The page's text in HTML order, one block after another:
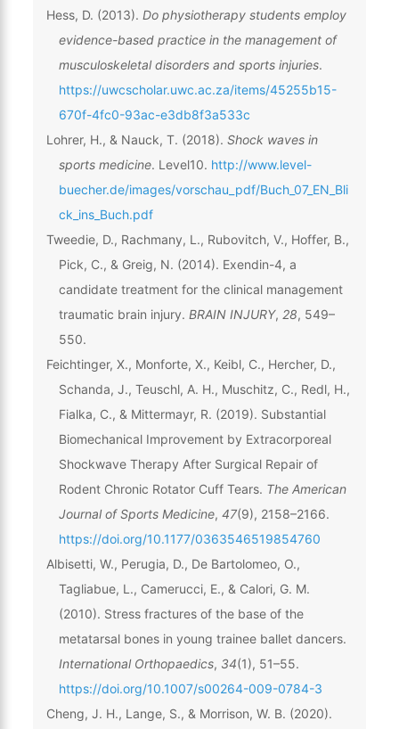
Hess, D. (2013). Do physiotherapy students employ
evidence-based practice in the management of
musculoskeletal disorders and sports injuries.
https://uwcscholar.uwc.ac.za/items/45255b15-
670f-4fc0-93ac-e3db8f3a533c
Lohrer, H., & Nauck, T. (2018). Shock waves in
sports medicine. Level10. http://www.level-
buecher.de/images/vorschau_pdf/Buch_07_EN_Bli
ck_ins_Buch.pdf
Tweedie, D., Rachmany, L., Rubovitch, V., Hoffer, B.,
Pick, C., & Greig, N. (2014). Exendin-4, a
candidate treatment for the clinical management
traumatic brain injury. BRAIN INJURY, 28, 549–
550.
Feichtinger, X., Monforte, X., Keibl, C., Hercher, D.,
Schanda, J., Teuschl, A. H., Muschitz, C., Redl, H.,
Fialka, C., & Mittermayr, R. (2019). Substantial
Biomechanical Improvement by Extracorporeal
Shockwave Therapy After Surgical Repair of
Rodent Chronic Rotator Cuff Tears. The American
Journal of Sports Medicine, 47(9), 2158–2166.
https://doi.org/10.1177/0363546519854760
Albisetti, W., Perugia, D., De Bartolomeo, O.,
Tagliabue, L., Camerucci, E., & Calori, G. M.
(2010). Stress fractures of the base of the
metatarsal bones in young trainee ballet dancers.
International Orthopaedics, 34(1), 51–55.
https://doi.org/10.1007/s00264-009-0784-3
Cheng, J. H., Lange, S., & Morrison, W. B. (2020).